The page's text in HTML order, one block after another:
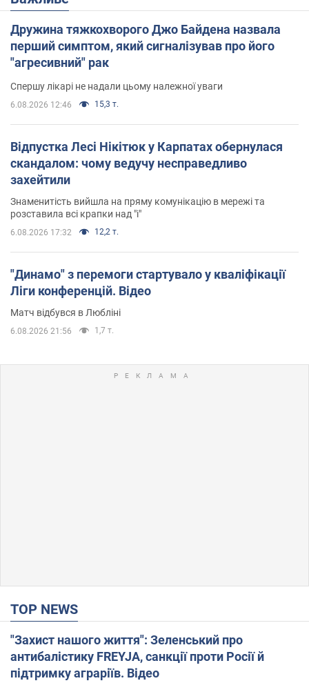
Дружина тяжкохворого Джо Байдена назвала
перший симптом, який сигналізував про його
"агресивний" рак
Спершу лікарі не надали цьому належної уваги
6.08.2026 12:46 15,3 т.
Відпустка Лесі Нікітюк у Карпатах обернулася
скандалом: чому ведучу несправедливо
захейтили
Знаменитість вийшла на пряму комунікацію в мережі та
розставила всі крапки над "і"
6.08.2026 17:32 12,2 т.
"Динамо" з перемоги стартувало у кваліфікації
Ліги конференцій. Відео
Матч відбувся в Любліні
6.08.2026 21:56 1,7 т.
TOP NEWS
"Захист нашого життя": Зеленський про
антибалістику FREYJA, санкції проти Росії й
підтримку аграріїв. Відео